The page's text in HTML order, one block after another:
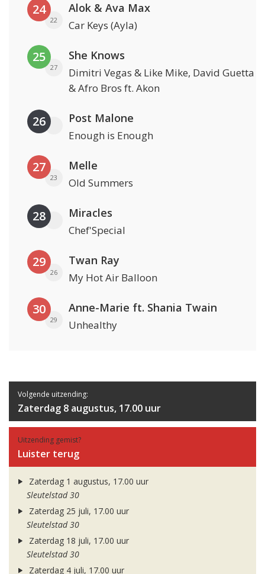
24
22
Alok & Ava Max
Car Keys (Ayla)
25
27
She Knows
Dimitri Vegas & Like Mike, David Guetta
& Afro Bros ft. Akon
26 Post Malone
Enough is Enough
27
23
Melle
Old Summers
28 Miracles
Chef'Special
29
26
Twan Ray
My Hot Air Balloon
30
29
Anne-Marie ft. Shania Twain
Unhealthy
Volgende uitzending:
Zaterdag 8 augustus, 17.00 uur
Uitzending gemist?
Luister terug
Zaterdag 1 augustus, 17.00 uur
Sleutelstad 30
Zaterdag 25 juli, 17.00 uur
Sleutelstad 30
Zaterdag 18 juli, 17.00 uur
Sleutelstad 30
Zaterdag 4 juli, 17.00 uur